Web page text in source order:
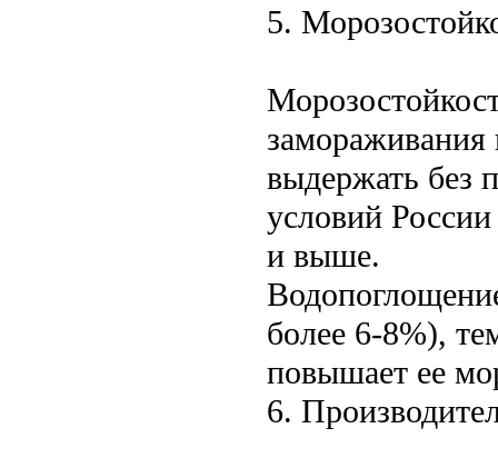
5.
замораживания
выдержать без
условий
и выше.
более 6-8%),
повышает ее
6.